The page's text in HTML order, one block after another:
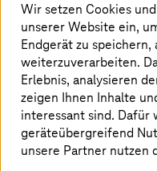
Ihr Weg zu
Google Cloud
Von einer
Größe avanciert,
heute zu den
Sie von der
Wir setzen Cookies
unserer Website ein,
Endgerät zu speichern,
weiterzuverarbeiten.
Erlebnis, analysieren
zeigen Ihnen Inhalte
interessant sind. Dafür
geräteübergreifend
unsere Partner nutzen